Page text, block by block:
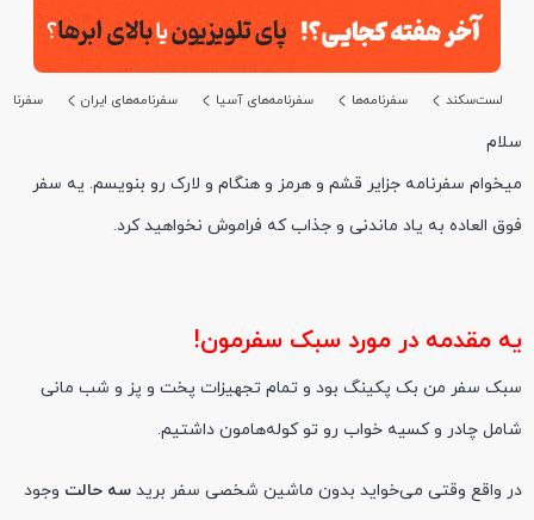
لست‌سکند سفرنامه‌ها سفرنامه‌های آسیا سفرنامه‌های ایران
سلام
میخوام سفرنامه جزایر قشم و هرمز و هنگام و لارک رو بنویسم. یه سفر
فوق العاده به یاد ماندنی و جذاب که فراموش نخواهید کرد.
یه مقدمه در مورد سبک سفرمون!
سبک سفر من بک پکینگ بود و تمام تجهیزات پخت و پز و شب مانی
شامل چادر و کسیه خواب رو تو کوله‌هامون داشتیم.
در واقع وقتی می‌خواید بدون ماشین شخصی سفر برید سه حالت وجود